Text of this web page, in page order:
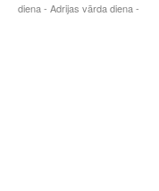
diena - Adrijas vārda diena -